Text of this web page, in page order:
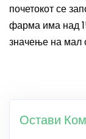
почетокот се
фарма има над
значење на мал
Остави